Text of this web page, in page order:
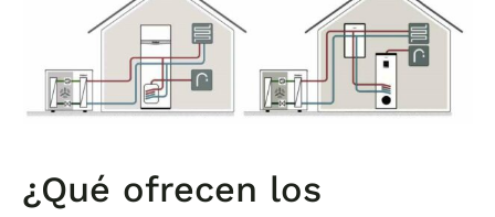
¿Qué ofrecen los